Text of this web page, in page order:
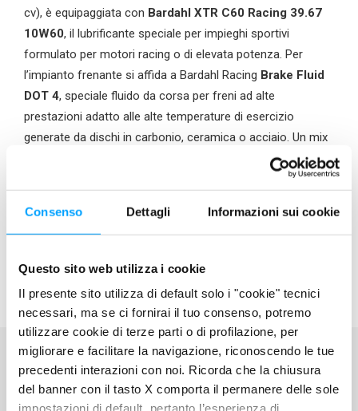
Consenso Dettagli Informazioni sui cookie
Questo sito web utilizza i cookie
Il presente sito utilizza di default solo i "cookie" tecnici
necessari, ma se ci fornirai il tuo consenso, potremo
utilizzare cookie di terze parti o di profilazione, per
migliorare e facilitare la navigazione, riconoscendo le tue
precedenti interazioni con noi. Ricorda che la chiusura
del banner con il tasto X comporta il permanere delle sole
impostazioni di default, pertanto l’esperienza di
cv), è equipaggiata con Bardahl XTR C60 Racing 39.67
10W60, il lubrificante speciale per impieghi sportivi
formulato per motori racing o di elevata potenza. Per
l’impianto frenante si affida a Bardahl Racing Brake Fluid
DOT 4, speciale fluido da corsa per freni ad alte
prestazioni adatto alle alte temperature di esercizio
generate da dischi in carbonio, ceramica o acciaio. Un mix
vincente tra massime performance e sicurezza.
BARDAHL WORLD